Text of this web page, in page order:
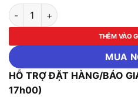
Thiết Bị Hiệu Chuẩn Áp Suất
THÊM VÀO
MUA
HỖ TRỢ ĐẶT HÀNG/BÁO
17h00)